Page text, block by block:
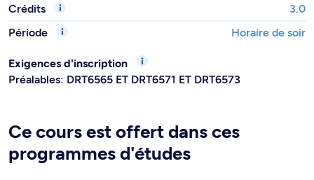
Crédits
3.0
Période
Horaire de soir
Exigences d'inscription
Préalables: DRT6565 ET DRT6571 ET DRT6573
Ce cours est offert dans ces
programmes d'études